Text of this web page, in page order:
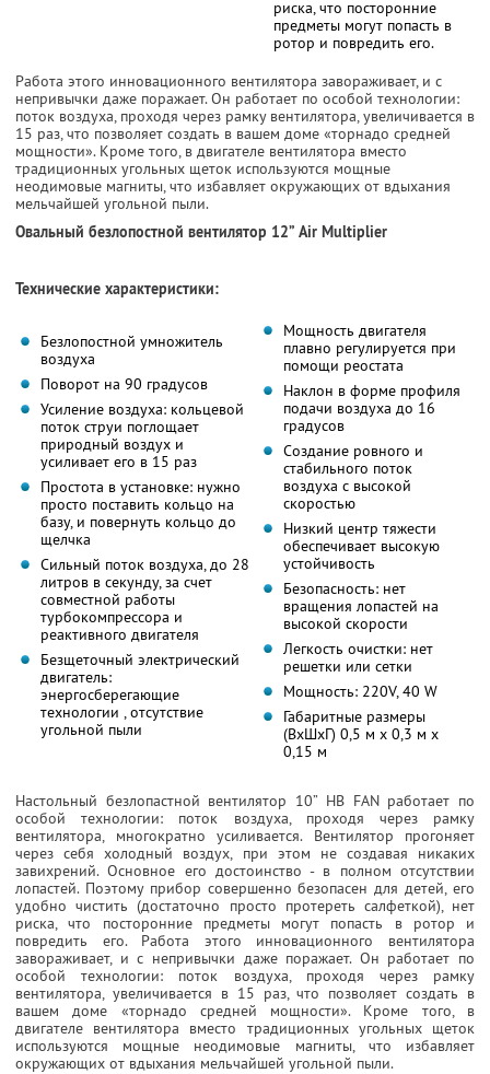
риска, что посторонние
предметы могут попасть в
ротор и повредить его.
Работа этого инновационного вентилятора завораживает, и с
непривычки даже поражает. Он работает по особой технологии:
поток воздуха, проходя через рамку вентилятора, увеличивается в
15 раз, что позволяет создать в вашем доме «торнадо средней
мощности». Кроме того, в двигателе вентилятора вместо
традиционных угольных щеток используются мощные
неодимовые магниты, что избавляет окружающих от вдыхания
мельчайшей угольной пыли.
Овальный безлопостной вентилятор 12” Air Multiplier
Технические характеристики:
Безлопостной умножитель
воздуха
Поворот на 90 градусов
Усиление воздуха: кольцевой
поток струи поглощает
природный воздух и
усиливает его в 15 раз
Простота в установке: нужно
просто поставить кольцо на
базу, и повернуть кольцо до
щелчка
Сильный поток воздуха, до 28
литров в секунду, за счет
совместной работы
турбокомпрессора и
реактивного двигателя
Безщеточный электрический
двигатель:
энергосберегающие
технологии , отсутствие
угольной пыли
Мощность двигателя
плавно регулируется при
помощи реостата
Наклон в форме профиля
подачи воздуха до 16
градусов
Создание ровного и
стабильного поток
воздуха с высокой
скоростью
Низкий центр тяжести
обеспечивает высокую
устойчивость
Безопасность: нет
вращения лопастей на
высокой скорости
Легкость очистки: нет
решетки или сетки
Мощность: 220V, 40 W
Габаритные размеры
(BхШхГ) 0,5 м x 0,3 м x
0,15 м
Настольный безлопастной вентилятор 10” HB FAN работает по
особой технологии: поток воздуха, проходя через рамку
вентилятора, многократно усиливается. Вентилятор прогоняет
через себя холодный воздух, при этом не создавая никаких
завихрений. Основное его достоинство - в полном отсутствии
лопастей. Поэтому прибор совершенно безопасен для детей, его
удобно чистить (достаточно просто протереть салфеткой), нет
риска, что посторонние предметы могут попасть в ротор и
повредить его. Работа этого инновационного вентилятора
завораживает, и с непривычки даже поражает. Он работает по
особой технологии: поток воздуха, проходя через рамку
вентилятора, увеличивается в 15 раз, что позволяет создать в
вашем доме «торнадо средней мощности». Кроме того, в
двигателе вентилятора вместо традиционных угольных щеток
используются мощные неодимовые магниты, что избавляет
окружающих от вдыхания мельчайшей угольной пыли.